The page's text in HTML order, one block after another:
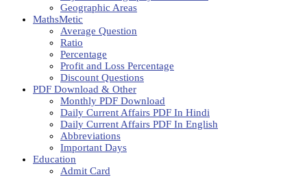
Geographic Areas
MathsMetic
Average Question
Ratio
Percentage
Profit and Loss Percentage
Discount Questions
PDF Download & Other
Monthly PDF Download
Daily Current Affairs PDF In Hindi
Daily Current Affairs PDF In English
Abbreviations
Important Days
Education
Admit Card